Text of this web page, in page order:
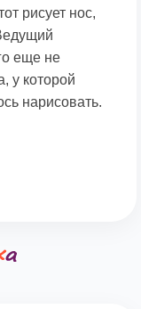
рисует нос,
еще не
у которой
нарисовать.